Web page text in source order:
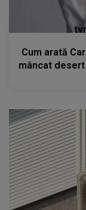
Cum arată
mâncat desert